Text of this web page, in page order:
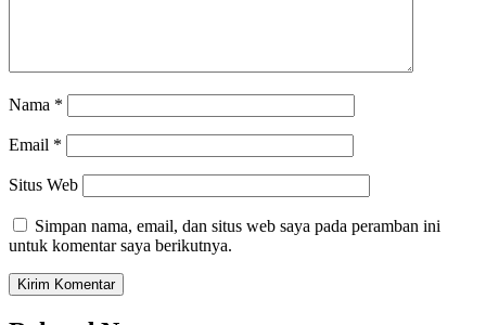
Nama *
Email *
Situs Web
Simpan nama, email, dan situs web saya pada peramban ini
untuk komentar saya berikutnya.